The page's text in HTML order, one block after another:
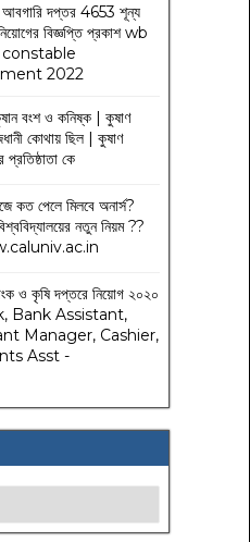
আবগারি দপ্তর 4653 শূন্য
বিজ্ঞপ্তি প্রকাশ wb
2022
বংশ ও কনিষ্ক | কুষাণ
কোথায় ছিল | কুষাণ
প্রতিষ্ঠাতা কে
কত পেলে মিলবে অনার্স?
নতুন নিয়ম??
ও কৃষি দপ্তরে নিয়োগ ২০২০
Bank Assistant,
Manager, Cashier,
Asst -